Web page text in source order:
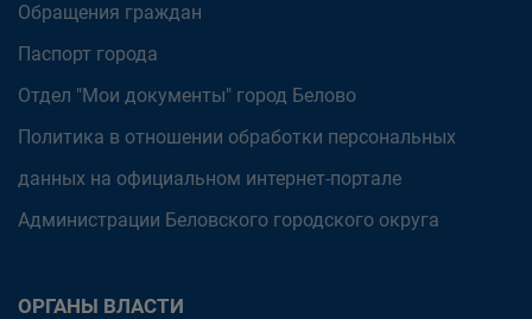
Обращения граждан
Паспорт города
Отдел "Мои документы" город Белово
Политика в отношении обработки персональных
данных на официальном интернет-портале
Администрации Беловского городского округа
ОРГАНЫ ВЛАСТИ